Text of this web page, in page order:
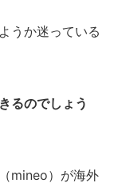
うか迷っている
るのでしょう
mineo）が海外